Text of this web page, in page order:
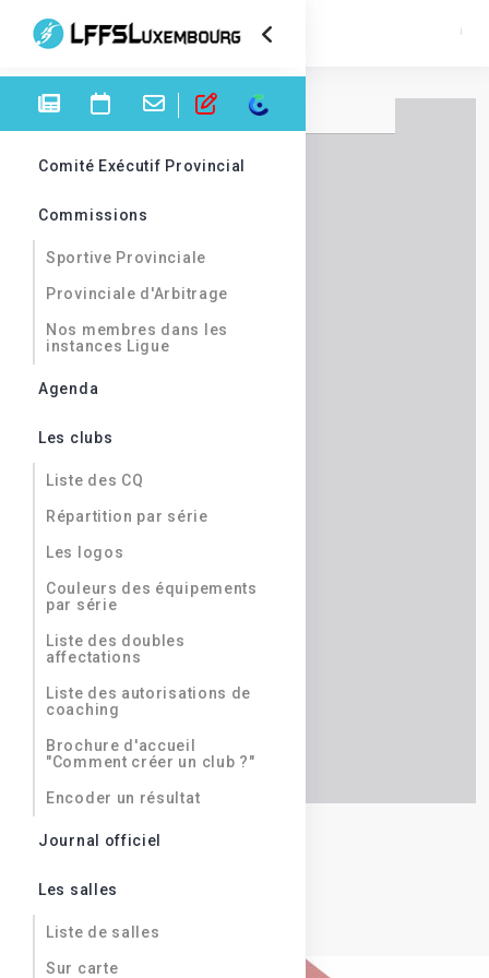
Comité Exécutif Provincial
Commissions
Sportive Provinciale
Provinciale d'Arbitrage
Nos membres dans les
instances Ligue
Agenda
Les clubs
Liste des CQ
Répartition par série
Les logos
Couleurs des équipements
par série
Liste des doubles
affectations
Liste des autorisations de
coaching
Brochure d'accueil
"Comment créer un club ?"
Encoder un résultat
Journal officiel
Les salles
Liste de salles
Sur carte